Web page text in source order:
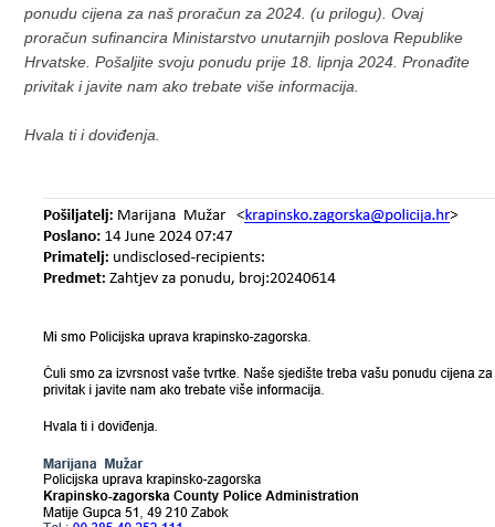
ponudu cijena za naš proračun za 2024. (u prilogu). Ovaj
proračun sufinancira Ministarstvo unutarnjih poslova Republike
Hrvatske. Pošaljite svoju ponudu prije 18. lipnja 2024. Pronađite
privitak i javite nam ako trebate više informacija.
Hvala ti i doviđenja.